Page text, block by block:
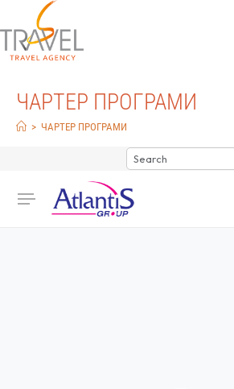
ЧАРТЕР ПРОГРАМИ
> ЧАРТЕР ПРОГРАМИ